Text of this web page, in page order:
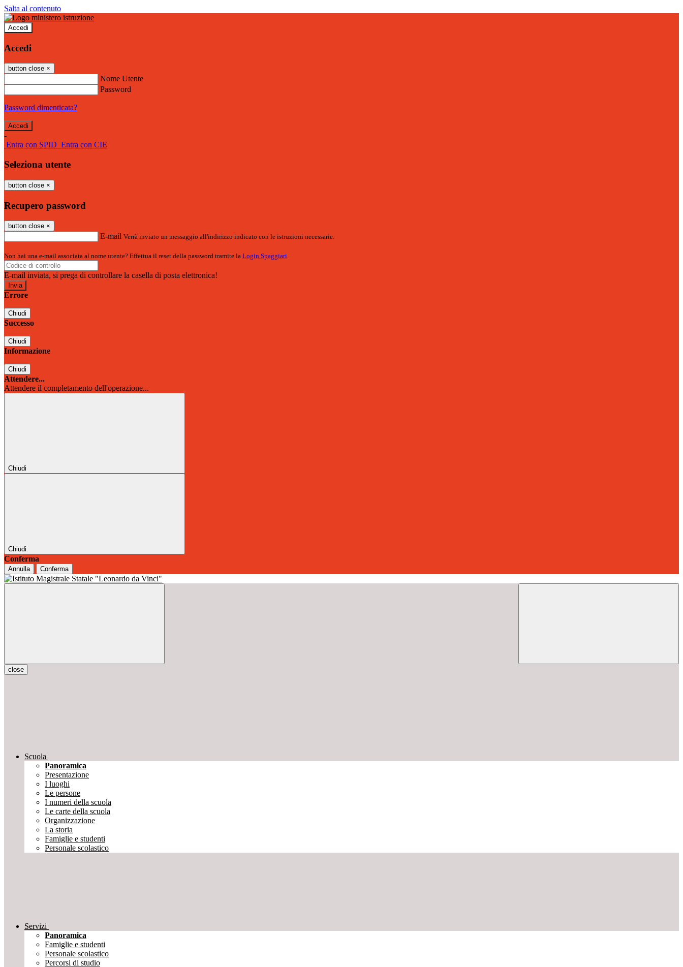
Salta al contenuto
Accedi
Accedi
button close ×
Nome Utente
Password
Password dimenticata?
-
Entra con SPID Entra con CIE
Seleziona utente
button close ×
Recupero password
button close ×
E-mail Verrà inviato un messaggio all'indirizzo indicato con le istruzioni necessarie.
Non hai una e-mail associata al nome utente? Effettua il reset della password tramite la Login Spaggiari
E-mail inviata, si prega di controllare la casella di posta elettronica!
Errore
Chiudi
Successo
Chiudi
Informazione
Chiudi
Attendere...
Attendere il completamento dell'operazione...
Chiudi
Chiudi
Conferma
Annulla Conferma
close
Scuola
Panoramica
Presentazione
I luoghi
Le persone
I numeri della scuola
Le carte della scuola
Organizzazione
La storia
Famiglie e studenti
Personale scolastico
Servizi
Panoramica
Famiglie e studenti
Personale scolastico
Percorsi di studio